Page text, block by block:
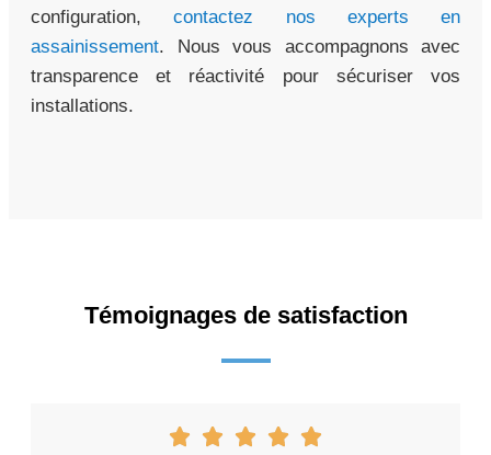
configuration,contactez nos experts en
assainissement. Nous vous accompagnons avec
transparence et réactivité pour sécuriser vos
installations.
Témoignages de satisfaction